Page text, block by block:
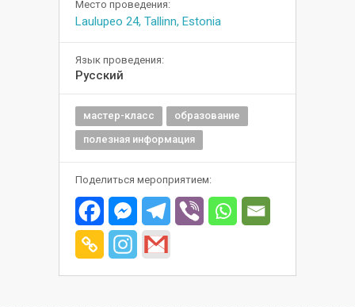
Место проведения:
Laulupeo 24, Tallinn, Estonia
Язык проведения:
Русский
мастер-класс
образование
полезная информация
Поделиться мероприятием: